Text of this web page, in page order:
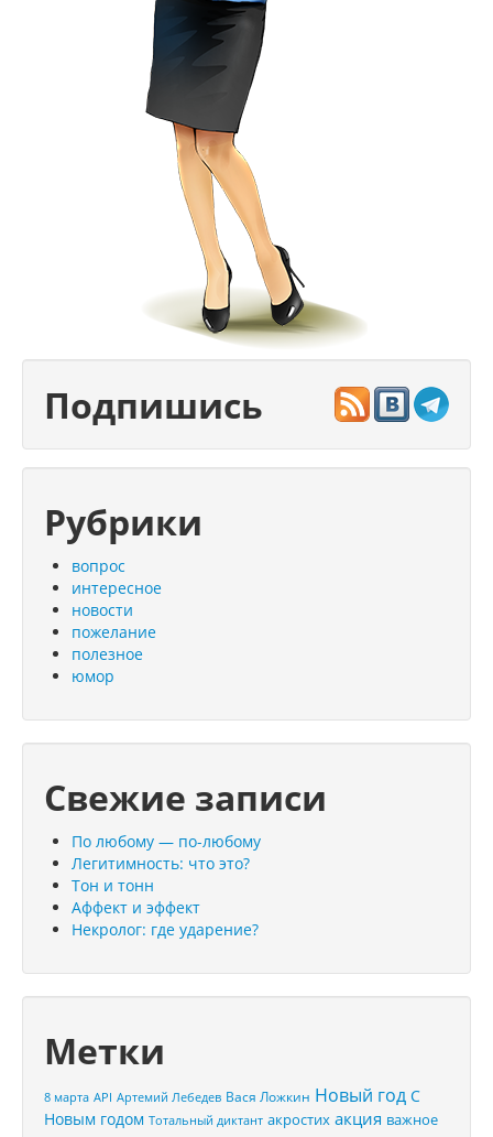
Подпишись
Рубрики
вопрос
интересное
новости
пожелание
полезное
юмор
Свежие записи
По любому — по-любому
Легитимность: что это?
Тон и тонн
Аффект и эффект
Некролог: где ударение?
Метки
8 марта API Артемий Лебедев Вася Ложкин Новый год С
Новым годом Тотальный диктант акростих акция важное